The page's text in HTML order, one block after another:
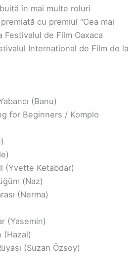
în mai multe roluri
cu premiul “Cea mai
Festivalul de Film Oaxaca
International de Film de la
(Banu)
for Beginners / Komplo
(Yvette Ketabdar)
(Naz)
(Nerma)
(Yasemin)
(Hazal)
(Suzan Özsoy)